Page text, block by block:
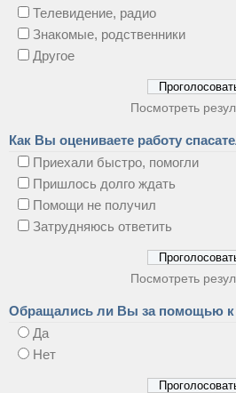
Телевидение, радио
Знакомые, родственники
Другое
Посмотреть
Как Вы оцениваете работу
Приехали быстро, помогли
Пришлось долго ждать
Помощи не получил
Затрудняюсь ответить
Посмотреть
Обращались ли Вы за помощью к
Да
Нет